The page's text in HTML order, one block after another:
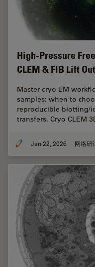
High-Pressure
CLEM & FIB Lift Out
Master cryo EM
samples: when to
reproducible blotting/
transfers, Cryo CLEM
Jan 22, 2026 网络研